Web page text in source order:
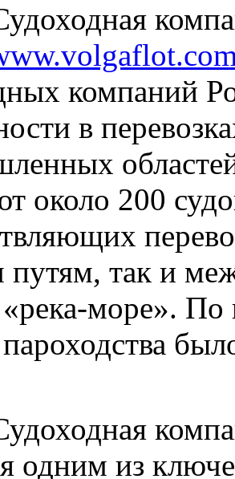
компаний
в
около 200
так и
море». По
одним из